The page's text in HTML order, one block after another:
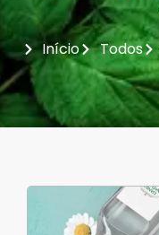
Início Todos